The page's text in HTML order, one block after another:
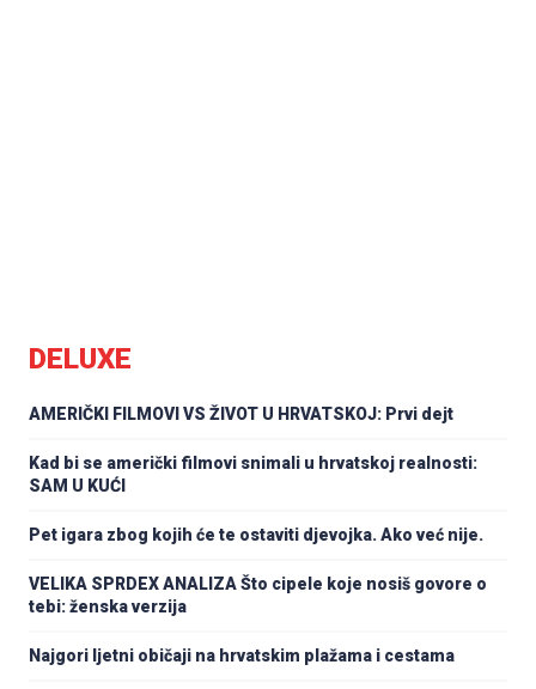
DELUXE
AMERIČKI FILMOVI VS ŽIVOT U HRVATSKOJ: Prvi dejt
Kad bi se američki filmovi snimali u hrvatskoj realnosti:
SAM U KUĆI
Pet igara zbog kojih će te ostaviti djevojka. Ako već nije.
VELIKA SPRDEX ANALIZA Što cipele koje nosiš govore o
tebi: ženska verzija
Najgori ljetni običaji na hrvatskim plažama i cestama